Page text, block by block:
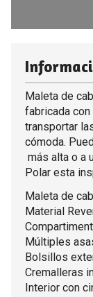
Maleta de
fabricada
transportar
cómoda.
más alta o a
Polar esta
Maleta de
Material
Múltiples
Bolsillos
Cremalleras
Interior con